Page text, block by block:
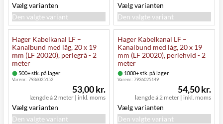
Vælg varianten
Den valgte variant
Vælg varianten
Den valgte variant
Hager Kabelkanal LF –
Kanalbund med låg, 20 x 19
mm (LF 20020), perlegrå - 2
meter
500+ stk. på lager
Varenr.:7936025152
længde á 2 meter | inkl. moms
53,00 kr.
Vælg varianten
Den valgte variant
Hager Kabelkanal LF –
Kanalbund med låg, 20 x 19
mm (LF 20020), perlehvid - 2
meter
1000+ stk. på lager
Varenr.:7936025149
længde á 2 meter | inkl. moms
54,50 kr.
Vælg varianten
Den valgte variant